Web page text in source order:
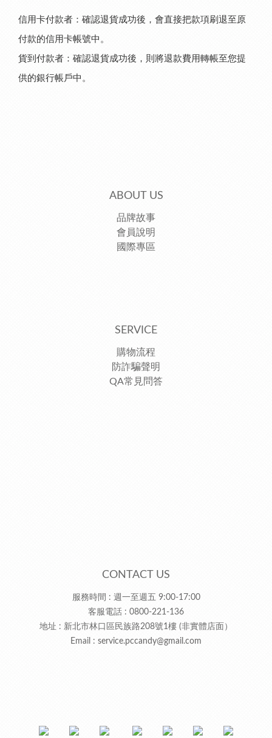
信用卡付款者：確認退貨成功後，會直接把款項刷退至原
付款的信用卡帳號中。
貨到付款者：確認退貨成功後，則將退款費用轉帳至您提
供的銀行帳戶中。
ABOUT US
品牌故事
會員說明
國際專區
SERVICE
購物流程
防詐騙聲明
QA常見問答
CONTACT US
服務時間 : 週一至週五 9:00-17:00
客服電話 : 0800-221-136
地址 : 新北市林口區民族路208號1樓 (非實體店面）
Email : service.pccandy@gmail.com